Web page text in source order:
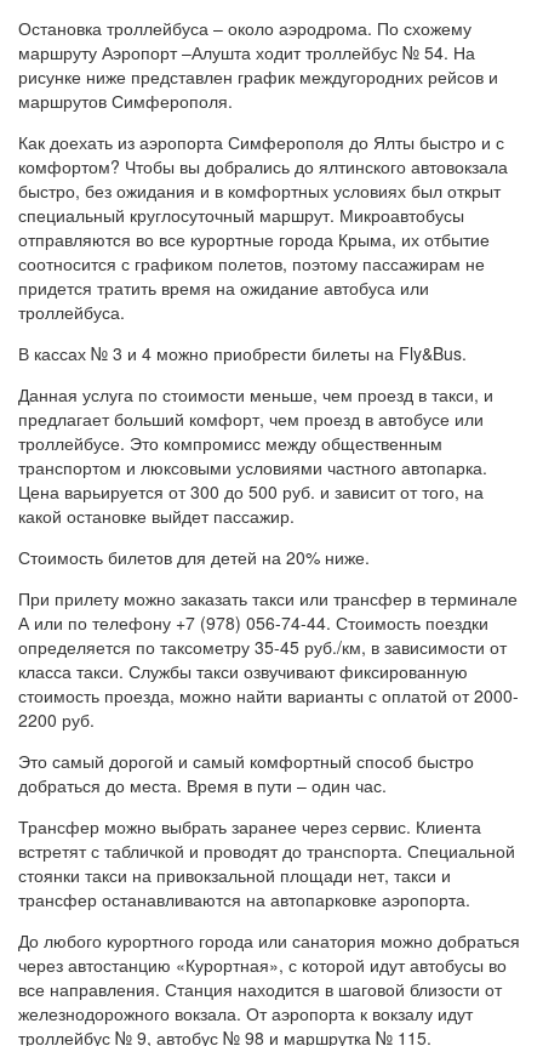
Остановка троллейбуса – около аэродрома. По схожему
маршруту Аэропорт –Алушта ходит троллейбус № 54. На
рисунке ниже представлен график междугородних рейсов и
маршрутов Симферополя.
Как доехать из аэропорта Симферополя до Ялты быстро и с
комфортом? Чтобы вы добрались до ялтинского автовокзала
быстро, без ожидания и в комфортных условиях был открыт
специальный круглосуточный маршрут. Микроавтобусы
отправляются во все курортные города Крыма, их отбытие
соотносится с графиком полетов, поэтому пассажирам не
придется тратить время на ожидание автобуса или
троллейбуса.
В кассах № 3 и 4 можно приобрести билеты на Fly&Bus.
Данная услуга по стоимости меньше, чем проезд в такси, и
предлагает больший комфорт, чем проезд в автобусе или
троллейбусе. Это компромисс между общественным
транспортом и люксовыми условиями частного автопарка.
Цена варьируется от 300 до 500 руб. и зависит от того, на
какой остановке выйдет пассажир.
Стоимость билетов для детей на 20% ниже.
При прилету можно заказать такси или трансфер в терминале
А или по телефону +7 (978) 056-74-44. Стоимость поездки
определяется по таксометру 35-45 руб./км, в зависимости от
класса такси. Службы такси озвучивают фиксированную
стоимость проезда, можно найти варианты с оплатой от 2000-
2200 руб.
Это самый дорогой и самый комфортный способ быстро
добраться до места. Время в пути – один час.
Трансфер можно выбрать заранее через сервис. Клиента
встретят с табличкой и проводят до транспорта. Специальной
стоянки такси на привокзальной площади нет, такси и
трансфер останавливаются на автопарковке аэропорта.
До любого курортного города или санатория можно добраться
через автостанцию «Курортная», с которой идут автобусы во
все направления. Станция находится в шаговой близости от
железнодорожного вокзала. От аэропорта к вокзалу идут
троллейбус № 9, автобус № 98 и маршрутка № 115.